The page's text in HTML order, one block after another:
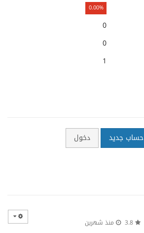
0.00%
0
0
1
حساب جديد دخول
منذ شهرين